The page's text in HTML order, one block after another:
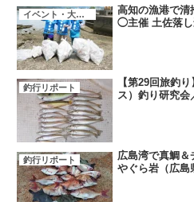
イベント・大会・キャンペーン
高知の漁港で清
◯主催 土佐落し
釣行リポート
【第29回旅釣
ス）釣り研究会
釣行リポート
広島湾で真鯛＆
やぐら岩（広島